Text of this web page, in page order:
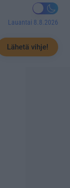
Lauantai 8.8.2026
Lähetä vihje!